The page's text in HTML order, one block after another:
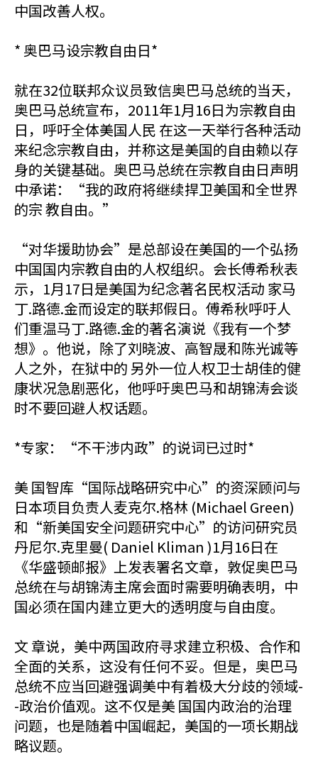
中国改善人权。
* 奥巴马设宗教自由日*
就在32位联邦众议员致信奥巴马总统的当天，
奥巴马总统宣布，2011年1月16日为宗教自由
日，呼吁全体美国人民 在这一天举行各种活动
来纪念宗教自由，并称这是美国的自由赖以存
身的关键基础。奥巴马总统在宗教自由日声明
中承诺：“我的政府将继续捍卫美国和全世界
的宗 教自由。”
“对华援助协会”是总部设在美国的一个弘扬
中国国内宗教自由的人权组织。会长傅希秋表
示，1月17日是美国为纪念著名民权活动 家马
丁.路德.金而设定的联邦假日。傅希秋呼吁人
们重温马丁.路德.金的著名演说《我有一个梦
想》。他说，除了刘晓波、高智晟和陈光诚等
人之外，在狱中的 另外一位人权卫士胡佳的健
康状况急剧恶化，他呼吁奥巴马和胡锦涛会谈
时不要回避人权话题。
*专家：“不干涉内政”的说词已过时*
美 国智库“国际战略研究中心”的资深顾问与
日本项目负责人麦克尔.格林 (Michael Green)
和“新美国安全问题研究中心”的访问研究员
丹尼尔.克里曼( Daniel Kliman )1月16日在
《华盛顿邮报》上发表署名文章，敦促奥巴马
总统在与胡锦涛主席会面时需要明确表明，中
国必须在国内建立更大的透明度与自由度。
文 章说，美中两国政府寻求建立积极、合作和
全面的关系，这没有任何不妥。但是，奥巴马
总统不应当回避强调美中有着极大分歧的领域-
-政治价值观。这不仅是美 国国内政治的治理
问题，也是随着中国崛起，美国的一项长期战
略议题。